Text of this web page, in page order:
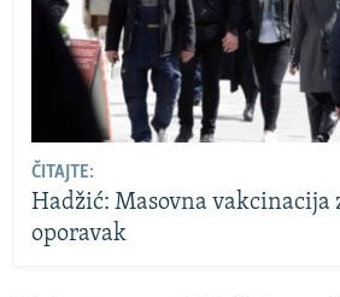
ČITAJTE:
Hadžić: Masovna vakcinacija
oporavak